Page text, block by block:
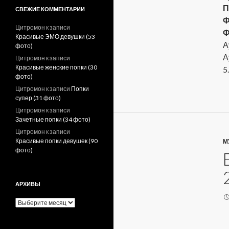
СВЕЖИЕ КОММЕНТАРИИ
Цитромон к записи
Красивые ЭМО девушки (53
фото)
Цитромон к записи
Красивые женские попки (30
фото)
Цитромон к записи Попки
супер (31 фото)
Цитромон к записи
Зачетные попки (34 фото)
Цитромон к записи
Красивые попки девушек (90
фото)
АРХИВЫ
А